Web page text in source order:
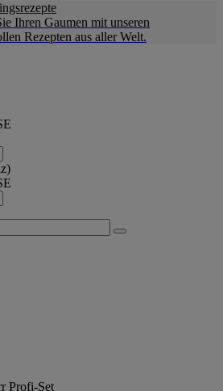
Ihren Gaumen mit unseren
Rezepten aus aller Welt.